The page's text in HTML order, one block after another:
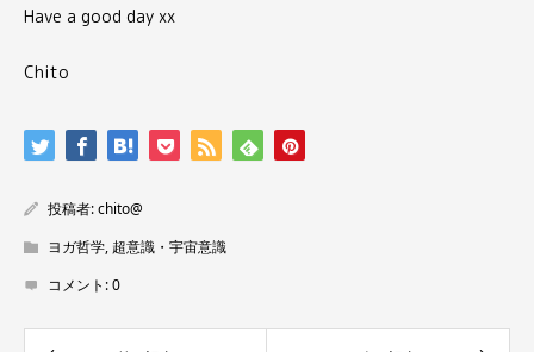
Have a good day xx
Chito
投稿者:chito@
ヨガ哲学, 超意識・宇宙意識
コメント:0